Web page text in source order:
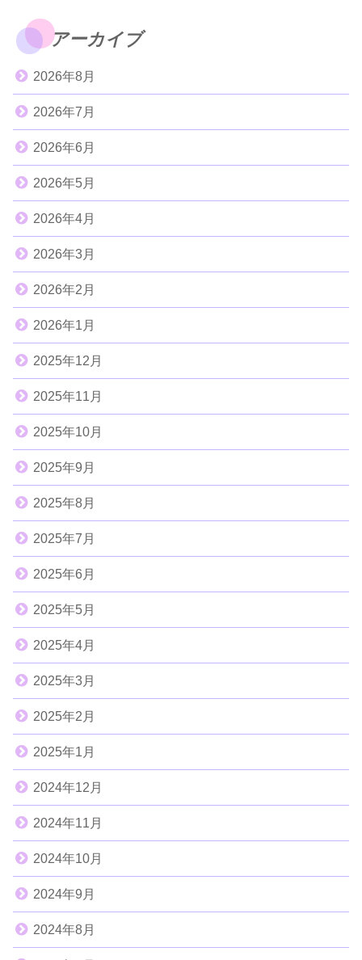
アーカイブ
2026年8月
2026年7月
2026年6月
2026年5月
2026年4月
2026年3月
2026年2月
2026年1月
2025年12月
2025年11月
2025年10月
2025年9月
2025年8月
2025年7月
2025年6月
2025年5月
2025年4月
2025年3月
2025年2月
2025年1月
2024年12月
2024年11月
2024年10月
2024年9月
2024年8月